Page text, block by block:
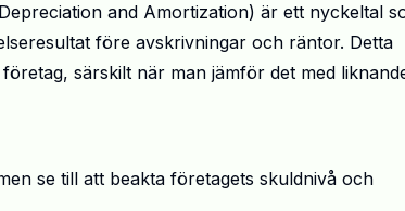
and Amortization) är ett nyckeltal
före avskrivningar och räntor. Detta
särskilt när man jämför det med
se till att beakta företagets skuldnivå och